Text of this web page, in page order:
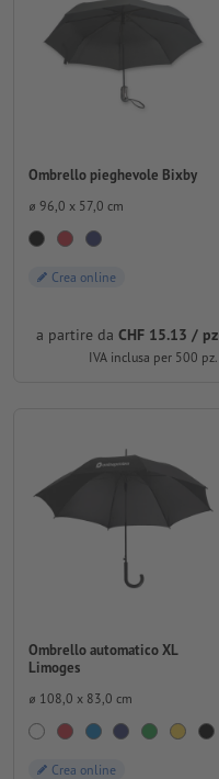
Ombrello pieghevole Bixby
⌀ 96,0 x 57,0 cm
Crea online
a partire da CHF 15.13 / pz
IVA inclusa per 500 pz.
Ombrello automatico XL
Limoges
⌀ 108,0 x 83,0 cm
Crea online